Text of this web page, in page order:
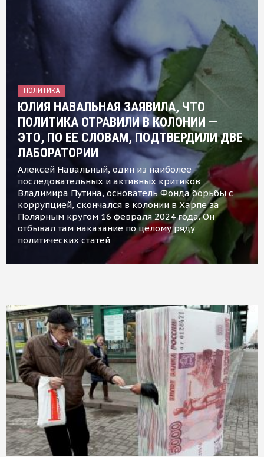
ПОЛИТИКА
ЮЛИЯ НАВАЛЬНАЯ ЗАЯВИЛА, ЧТО
ПОЛИТИКА ОТРАВИЛИ В КОЛОНИИ —
ЭТО, ПО ЕЕ СЛОВАМ, ПОДТВЕРДИЛИ ДВЕ
ЛАБОРАТОРИИ
Алексей Навальный, один из наиболее
последовательных и активных критиков
Владимира Путина, основатель Фонда борьбы с
коррупцией, скончался в колонии в Харпе за
Полярным кругом 16 февраля 2024 года. Он
отбывал там наказание по целому ряду
политических статей